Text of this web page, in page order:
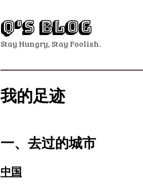
Q's Blog
Stay Hungry, Stay Foolish.
我的足迹
一、去过的城市
中国